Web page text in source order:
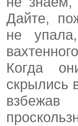
Дайте,
не
Когда
скрылись